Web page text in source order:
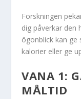
Forskningen
dig påverkar den
ögonblick kan
kalorier eller ge
VANA 1:
MÅLTID